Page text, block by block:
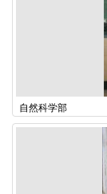
自然科学部